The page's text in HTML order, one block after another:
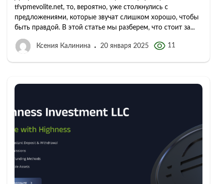
tfvpmevolite.net, то, вероятно, уже столкнулись с
предложениями, которые звучат слишком хорошо, чтобы
быть правдой. В этой статье мы разберем, что стоит за...
Ксения Калинина 20 января 2025 11